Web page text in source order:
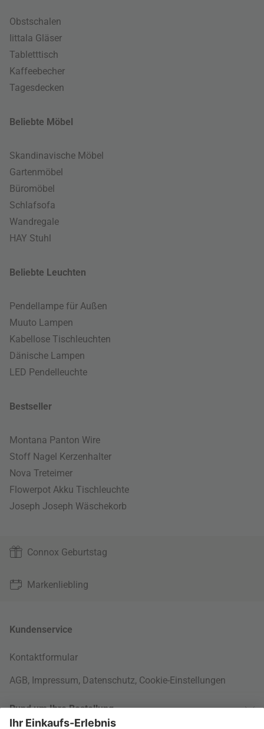
Obstschalen
Iittala Gläser
Tabletttisch
Kaffeebecher
Tagesdecken
Beliebte Möbel
Skandinavische Möbel
Gartenmöbel
Büromöbel
Schlafsofa
Wandregale
HAY Stuhl
Beliebte Leuchten
Pendellampe für Außen
Muuto Lampen
Kabellose Tischleuchten
Dänische Lampen
LED Pendelleuchte
Bestseller
Montana Panton Wire
Stoff Nagel Kerzenhalter
Nova Treteimer
Flowerpot Akku Tischleuchte
Joseph Joseph Wäschekorb
Connox Geburtstag
Markenliebling
Kundenservice
Kontaktformular
AGB, Impressum, Datenschutz, Cookie-Einstellungen
Rund um Ihre Bestellung